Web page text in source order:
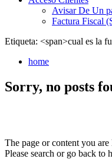
Avisar De Un
Factura Fiscal
Etiqueta: <span>cual es la
home
Sorry, no posts
The page or content you
Please search or go back to